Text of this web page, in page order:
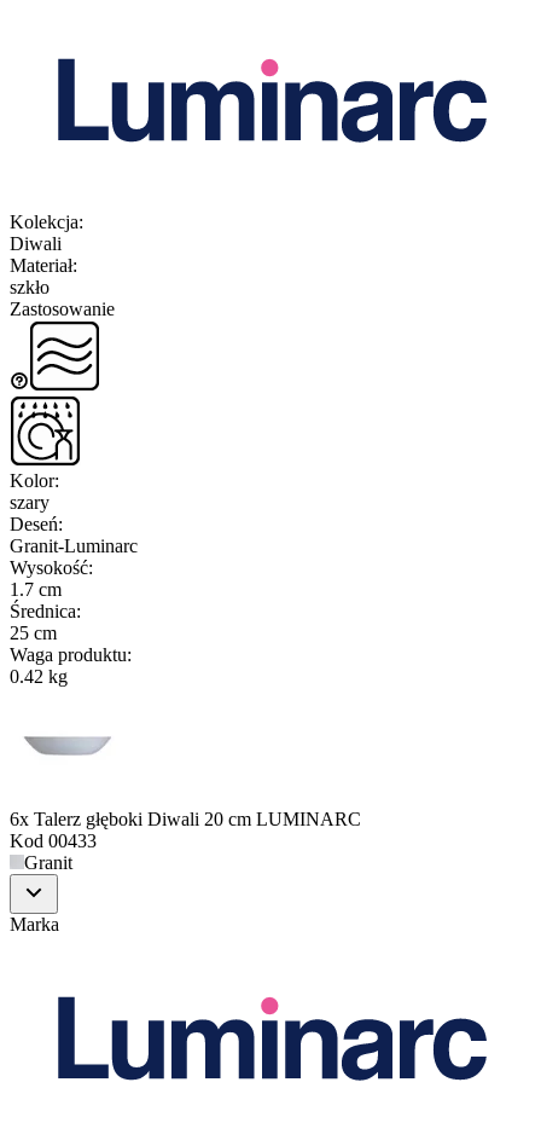
Kolekcja:
Diwali
Materiał:
szkło
Zastosowanie
Kolor:
szary
Deseń:
Granit-Luminarc
Wysokość:
1.7 cm
Średnica:
25 cm
Waga produktu:
0.42 kg
6x Talerz głęboki Diwali 20 cm LUMINARC
Kod 00433
Granit
Marka